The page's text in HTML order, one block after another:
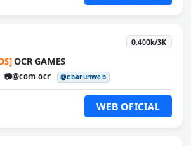
0.400k/3K
OCR GAMES
📷@com.ocr @cbarunweb
WEB OFICIAL